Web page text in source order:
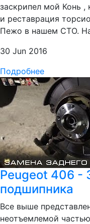
заскрипел мой Конь ,
и реставрация
Пежо в нашем СТО.
30 Jun 2016
Подробнее
Peugeot 406 -
подшипника
Все выше
неотъемлемой